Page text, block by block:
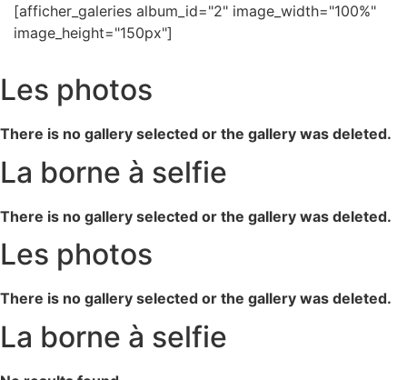
[afficher_galeries album_id="2" image_width="100%"
image_height="150px"]
Les photos
There is no gallery selected or the gallery was deleted.
La borne à selfie
There is no gallery selected or the gallery was deleted.
Les photos
There is no gallery selected or the gallery was deleted.
La borne à selfie